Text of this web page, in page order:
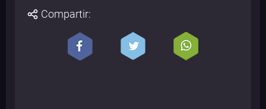
Compartir: